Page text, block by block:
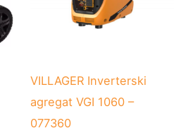
VILLAGER Inverterski
agregat VGI 1060 –
077360